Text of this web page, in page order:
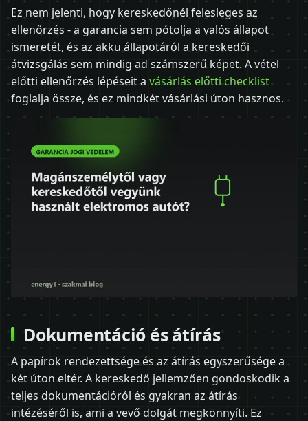
Ez nem jelenti, hogy kereskedőnél felesleges az
ellenőrzés - a garancia sem pótolja a valós állapot
ismeretét, és az akku állapotáról a kereskedői
átvizsgálás sem mindig ad számszerű képet. A vétel
előtti ellenőrzés lépéseit a vásárlás előtti checklist
foglalja össze, és ez mindkét vásárlási úton hasznos.
Dokumentáció és átírás
A papírok rendezettsége és az átírás egyszerűsége a
két úton eltér. A kereskedő jellemzően gondoskodik a
teljes dokumentációról és gyakran az átírás
intézéséről is, ami a vevő dolgát megkönnyíti. Ez